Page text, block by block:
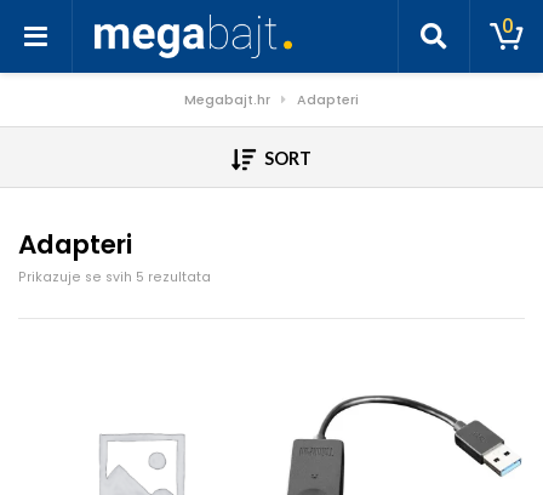
0
Megabajt.hr Adapteri
SORT
Adapteri
Prikazuje se svih 5 rezultata